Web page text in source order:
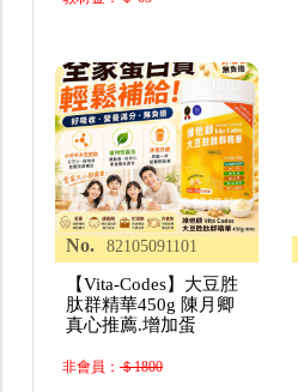
No. 82105091101
【Vita-Codes】大豆胜
肽群精華450g 陳月卿
真心推薦.增加蛋
非會員：＄1800